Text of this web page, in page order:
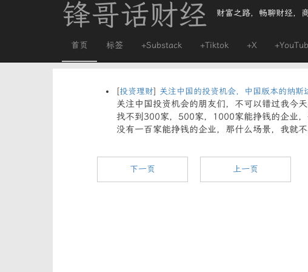
锋哥话财经 财富之路，畅聊财经，
首页 标签 +Substack +Tiktok +X
[投资理财] 关注中国的投资机会，中国版本的纳
关注中国投资机会的朋友们，不可以错过我今
找不到300家，500家，1000家能挣钱的企业
没有一百家能挣钱的企业，那什么场景，我就
下一页 上一页